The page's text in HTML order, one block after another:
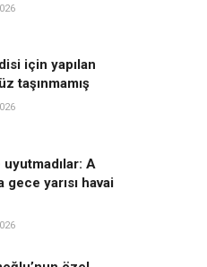
için yapılan
taşınmamış
A
gece yarısı havai